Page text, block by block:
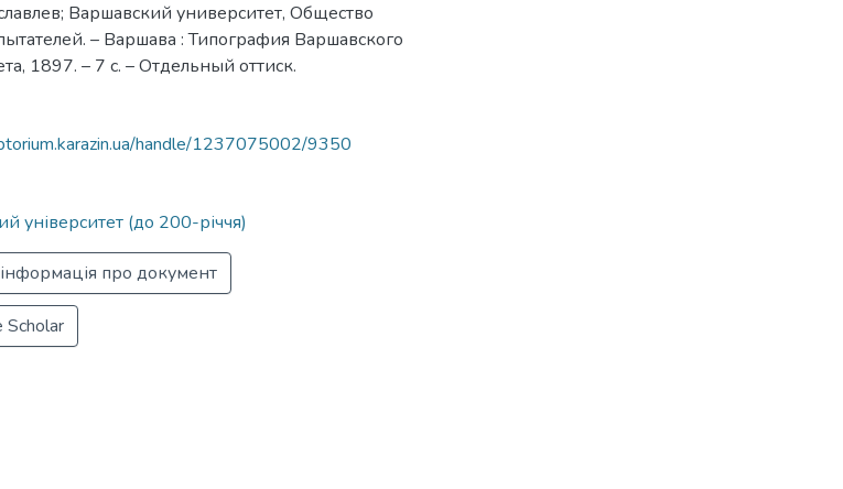
Варшавский университет, Общество
– Варшава : Типография Варшавского
1897. – 7 с. – Отдельный оттиск.
handle/1237075002/9350
університет (до 200-річчя)
про документ
Scholar